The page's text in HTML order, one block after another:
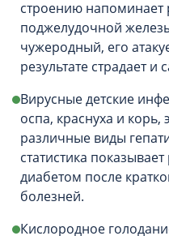
строению напоминает
поджелудочной
чужеродный, его
результате страдает и
Вирусные детские
оспа, краснуха и
различные виды
статистика
диабетом после
болезней.
Кислородное